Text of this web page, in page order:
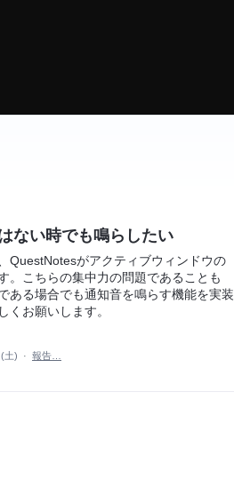
ない時でも鳴らしたい
QuestNotesがアクティブウィンドウの
。こちらの集中力の問題であることも
ある場合でも通知音を鳴らす機能を実装
くお願いします。
土) · 報告…